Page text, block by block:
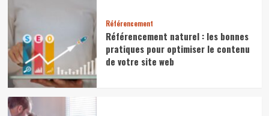
Référencement
Référencement naturel : les bonnes
pratiques pour optimiser le contenu
de votre site web